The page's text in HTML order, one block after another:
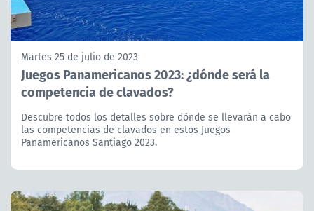
Martes 25 de julio de 2023
Juegos Panamericanos 2023: ¿dónde será la
competencia de clavados?
Descubre todos los detalles sobre dónde se llevarán a cabo
las competencias de clavados en estos Juegos
Panamericanos Santiago 2023.